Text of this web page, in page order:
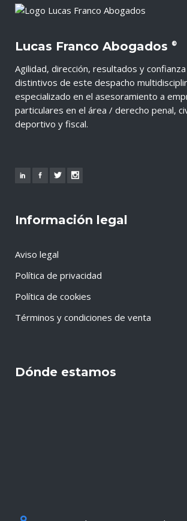
Lucas Franco Abogados ®
Agilidad, dirección, resultados y
distintivos de este despacho
especializado en el asesoramiento a
particulares en el área / derecho penal,
deportivo y fiscal.
Información legal
Aviso legal
Política de privacidad
Política de cookies
Términos y condiciones de venta
Dónde estamos